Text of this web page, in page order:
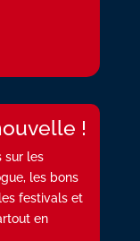
!
sur les
les bons
festivals et
en